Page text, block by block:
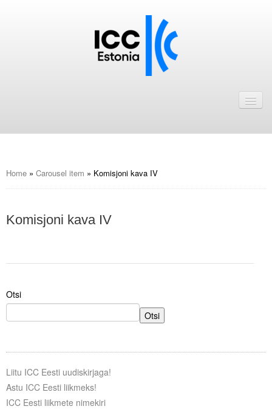
ICC Eesti liikmebaas
Astu ICC Eesti liikmeks!
Publikatsioonid
Viidad
ICC WBO
Home » Carousel item » Komisjoni kava IV
Komisjoni kava IV
Otsi
Otsi
Liitu ICC Eesti uudiskirjaga!
Astu ICC Eesti liikmeks!
ICC Eesti liikmete nimekiri